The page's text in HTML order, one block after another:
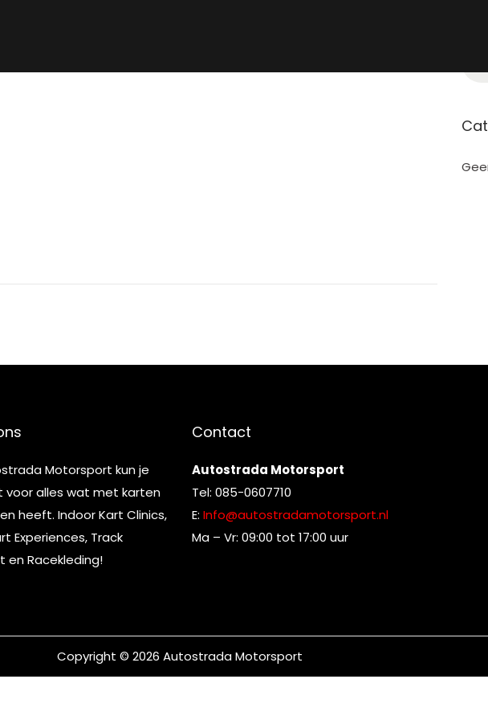
Motorsport kun je
voor alles wat met karten
heeft. Indoor Kart Clinics,
Experiences, Track
en Racekleding!
Contact
Autostrada Motorsport
Tel: 085-0607710
E: Info@autostradamotorsport.nl
Ma – Vr: 09:00 tot 17:00 uur
Copyright © 2026 Autostrada Motorsport